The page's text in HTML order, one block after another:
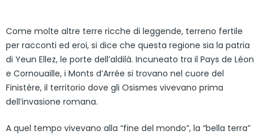
Come molte altre terre ricche di leggende, terreno fertile
per racconti ed eroi, si dice che questa regione sia la patria
di Yeun Ellez, le porte dell’aldilà. Incuneato tra il Pays de Léon
e Cornouaille, i Monts d’Arrée si trovano nel cuore del
Finistère, il territorio dove gli Osismes vivevano prima
dell’invasione romana.
A quel tempo vivevano alla “fine del mondo”, la “bella terra”